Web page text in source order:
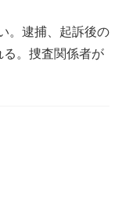
。逮捕、起訴後の
。捜査関係者が